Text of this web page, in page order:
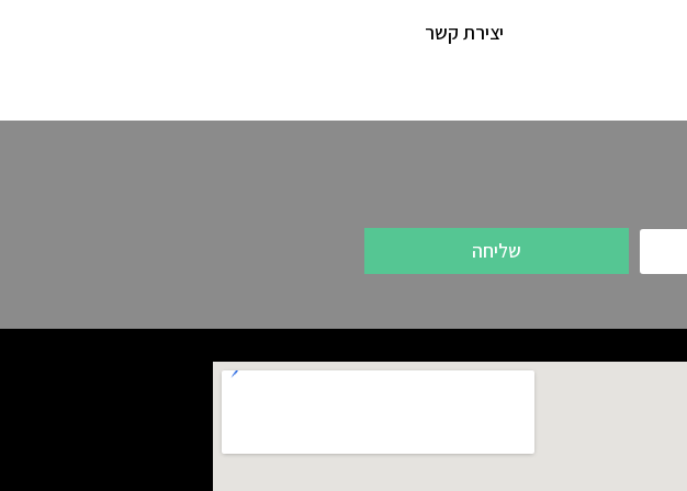
יצירת קשר
שליחה